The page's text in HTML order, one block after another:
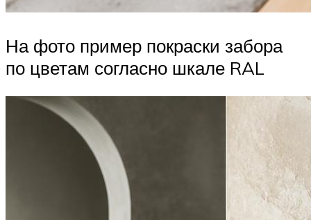
На фото пример покраски забора
по цветам согласно шкале RAL